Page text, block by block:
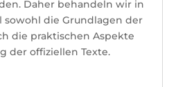
Daher behandeln wir in
sowohl die Grundlagen der
die praktischen Aspekte
der offiziellen Texte.